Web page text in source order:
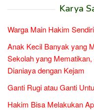
Karya
Warga Main Hakim
Anak Kecil Banyak yang
Sekolah yang
Dianiaya dengan Kejam
Ganti Rugi atau Ganti
Hakim Bisa Melakukan